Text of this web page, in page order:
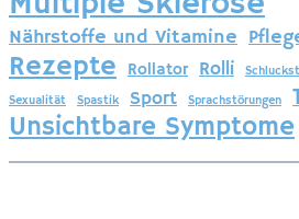
Nährstoffe und Vitamine
Rezepte Rollator Rolli
Sexualität Spastik Sport Sprachstörungen
Unsichtbare Symptome